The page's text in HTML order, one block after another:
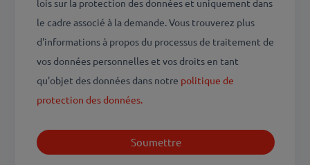
le cadre associé à la demande. Vous trouverez plus
d'informations à propos du processus de traitement de
vos données personnelles et vos droits en tant
qu'objet des données dans notre politique de
protection des données.